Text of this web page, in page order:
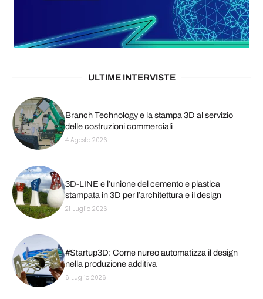
ULTIME INTERVISTE
Branch Technology e la stampa 3D al servizio
delle costruzioni commerciali
4 Agosto 2026
3D-LINE e l’unione del cemento e plastica
stampata in 3D per l’architettura e il design
21 Luglio 2026
#Startup3D: Come nureo automatizza il design
nella produzione additiva
6 Luglio 2026